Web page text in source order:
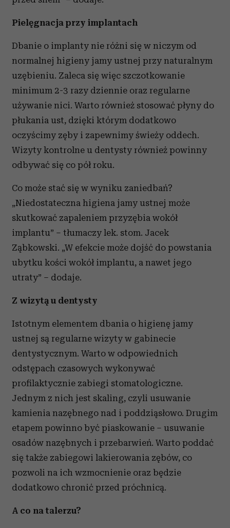
otrzymanymi od Ciebie lub uzyskanymi podczas
korzystania z ich usług.
Pielęgnacja przy implantach
Dbanie o implanty nie różni się w niczym od
normalnej higieny jamy ustnej przy naturalnym
uzębieniu. Zaleca się więc szczotkowanie
minimum 2-3 razy dziennie oraz regularne
używanie nici. Warto również stosować płyny do
płukania ust, dzięki którym dodatkowo
oczyścimy zęby i zapewnimy świeży oddech.
Wizyty kontrolne u dentysty również powinny
odbywać się co pół roku.
Co może stać się w wyniku zaniedbań?
„Niedostateczna higiena jamy ustnej może
skutkować zapaleniem przyzębia wokół
implantu” – tłumaczy lek. stom. Jacek
Ząbkowski. „W efekcie może dojść do powstania
ubytku kości wokół implantu, a nawet jego
utraty” – dodaje.
Z wizytą u dentysty
Istotnym elementem dbania o higienę jamy
ustnej są regularne wizyty w gabinecie
dentystycznym. Warto w odpowiednich
odstępach czasowych wykonywać
profilaktycznie zabiegi stomatologiczne.
Jednym z nich jest skaling, czyli usuwanie
kamienia nazębnego nad i poddziąsłowo. Drugim
etapem powinno być piaskowanie – usuwanie
osadów nazębnych i przebarwień. Warto poddać
się także zabiegowi lakierowania zębów, co
pozwoli na ich wzmocnienie oraz będzie
dodatkowo chronić przed próchnicą.
A co na talerzu?